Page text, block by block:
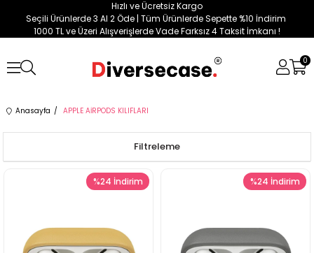
Hızlı ve Ücretsiz Kargo
Seçili Ürünlerde 3 Al 2 Öde | Tüm Ürünlerde Sepette %10 İndirim
1000 TL ve Üzeri Alışverişlerde Vade Farksız 4 Taksit İmkanı !
0
Anasayfa APPLE AİRPODS KILIFLARI
Filtreleme
%24 İndirim %24 İndirim